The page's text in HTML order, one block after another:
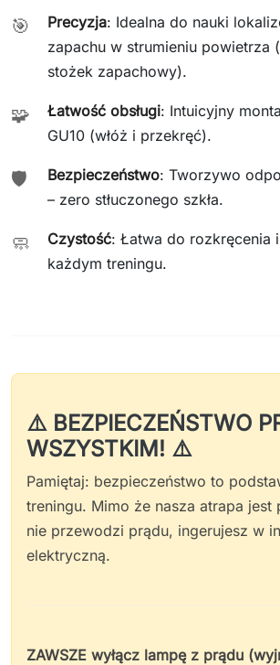
🎯 Precyzja: Idealna do nauki
zapachu w strumieniu powietrza
stożek zapachowy).
🧩 Łatwość obsługi: Intuicyjny
GU10 (włóż i przekręć).
🛡️ Bezpieczeństwo: Tworzywo
– zero stłuczonego szkła.
🧼 Czystość: Łatwa do rozkręcenia
każdym treningu.
⚠️ BEZPIECZEŃSTWO
WSZYSTKIM! ⚠️
Pamiętaj: bezpieczeństwo to
treningu. Mimo że nasza atrapa jest
nie przewodzi prądu, ingerujesz w
elektryczną.
ZAWSZE wyłącz lampę z prądu